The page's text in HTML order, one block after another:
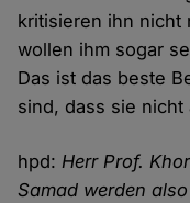
kritisieren ihn nicht
wollen ihm sogar
Das ist das beste
sind, dass sie
hpd:Herr Prof.
Samad werden